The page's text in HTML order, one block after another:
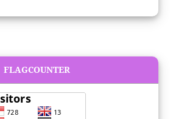
FLAGCOUNTER